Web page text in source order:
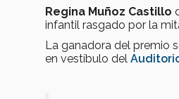
Regina Muñoz Castillo
infantil rasgado por la
La ganadora del premio
en vestíbulo del